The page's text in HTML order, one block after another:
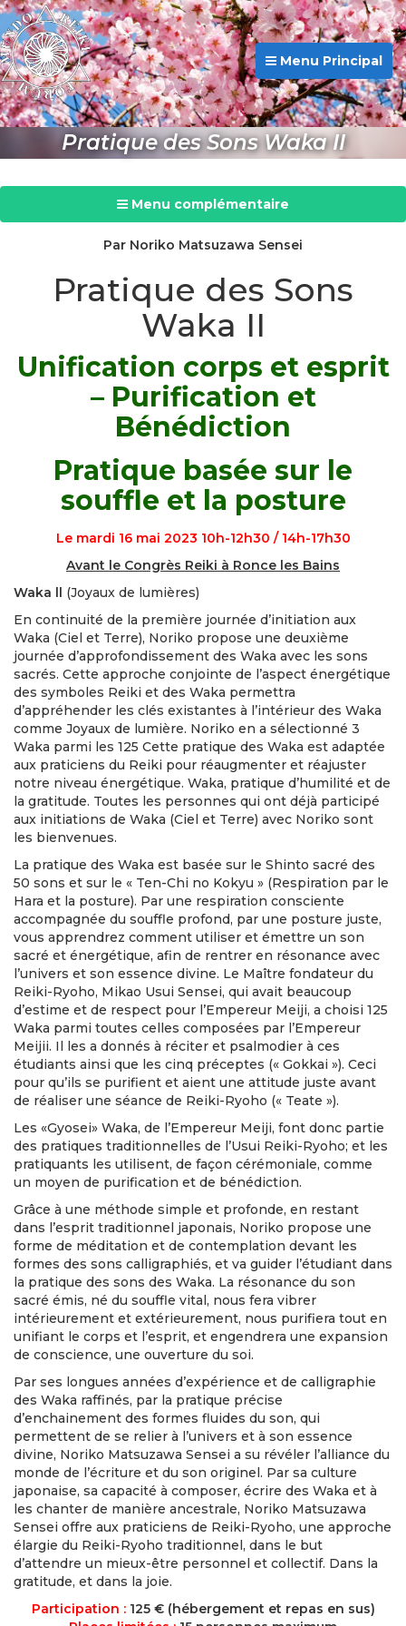
Menu Principal
Pratique des Sons Waka II
Menu complémentaire
Par Noriko Matsuzawa Sensei
Pratique des Sons
Waka II
Unification corps et esprit
– Purification et
Bénédiction
Pratique basée sur le
souffle et la posture
Le mardi 16 mai 2023 10h-12h30 / 14h-17h30
Avant le Congrès Reiki à Ronce les Bains
Waka ll (Joyaux de lumières)
En continuité de la première journée d’initiation aux
Waka (Ciel et Terre), Noriko propose une deuxième
journée d’approfondissement des Waka avec les sons
sacrés. Cette approche conjointe de l’aspect énergétique
des symboles Reiki et des Waka permettra
d’appréhender les clés existantes à l’intérieur des Waka
comme Joyaux de lumière. Noriko en a sélectionné 3
Waka parmi les 125 Cette pratique des Waka est adaptée
aux praticiens du Reiki pour réaugmenter et réajuster
notre niveau énergétique. Waka, pratique d’humilité et de
la gratitude. Toutes les personnes qui ont déjà participé
aux initiations de Waka (Ciel et Terre) avec Noriko sont
les bienvenues.
La pratique des Waka est basée sur le Shinto sacré des
50 sons et sur le « Ten-Chi no Kokyu » (Respiration par le
Hara et la posture). Par une respiration consciente
accompagnée du souffle profond, par une posture juste,
vous apprendrez comment utiliser et émettre un son
sacré et énergétique, afin de rentrer en résonance avec
l’univers et son essence divine. Le Maître fondateur du
Reiki-Ryoho, Mikao Usui Sensei, qui avait beaucoup
d’estime et de respect pour l’Empereur Meiji, a choisi 125
Waka parmi toutes celles composées par l’Empereur
Meijii. Il les a donnés à réciter et psalmodier à ces
étudiants ainsi que les cinq préceptes (« Gokkai »). Ceci
pour qu’ils se purifient et aient une attitude juste avant
de réaliser une séance de Reiki-Ryoho (« Teate »).
Les «Gyosei» Waka, de l’Empereur Meiji, font donc partie
des pratiques traditionnelles de l’Usui Reiki-Ryoho; et les
pratiquants les utilisent, de façon cérémoniale, comme
un moyen de purification et de bénédiction.
Grâce à une méthode simple et profonde, en restant
dans l’esprit traditionnel japonais, Noriko propose une
forme de méditation et de contemplation devant les
formes des sons calligraphiés, et va guider l’étudiant dans
la pratique des sons des Waka. La résonance du son
sacré émis, né du souffle vital, nous fera vibrer
intérieurement et extérieurement, nous purifiera tout en
unifiant le corps et l’esprit, et engendrera une expansion
de conscience, une ouverture du soi.
Par ses longues années d’expérience et de calligraphie
des Waka raffinés, par la pratique précise
d’enchainement des formes fluides du son, qui
permettent de se relier à l’univers et à son essence
divine, Noriko Matsuzawa Sensei a su révéler l’alliance du
monde de l’écriture et du son originel. Par sa culture
japonaise, sa capacité à composer, écrire des Waka et à
les chanter de manière ancestrale, Noriko Matsuzawa
Sensei offre aux praticiens de Reiki-Ryoho, une approche
élargie du Reiki-Ryoho traditionnel, dans le but
d’attendre un mieux-être personnel et collectif. Dans la
gratitude, et dans la joie.
Participation :125 € (hébergement et repas en sus)